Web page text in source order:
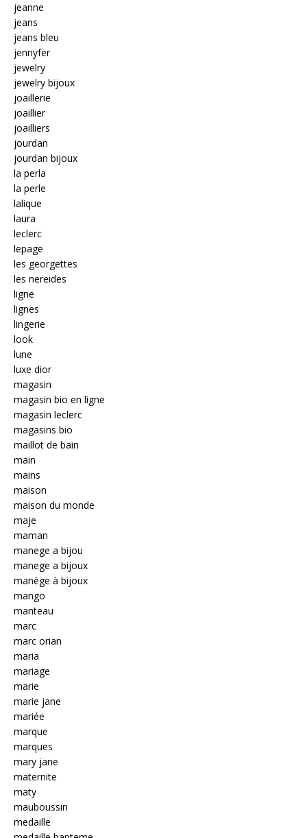
jeanne
jeans
jeans bleu
jennyfer
jewelry
jewelry bijoux
joaillerie
joaillier
joailliers
jourdan
jourdan bijoux
la perla
la perle
lalique
laura
leclerc
lepage
les georgettes
les nereides
ligne
lignes
lingerie
look
lune
luxe dior
magasin
magasin bio en ligne
magasin leclerc
magasins bio
maillot de bain
main
mains
maison
maison du monde
maje
maman
manege a bijou
manege a bijoux
manège à bijoux
mango
manteau
marc
marc orian
maria
mariage
marie
marie jane
mariée
marque
marques
mary jane
maternite
maty
mauboussin
medaille